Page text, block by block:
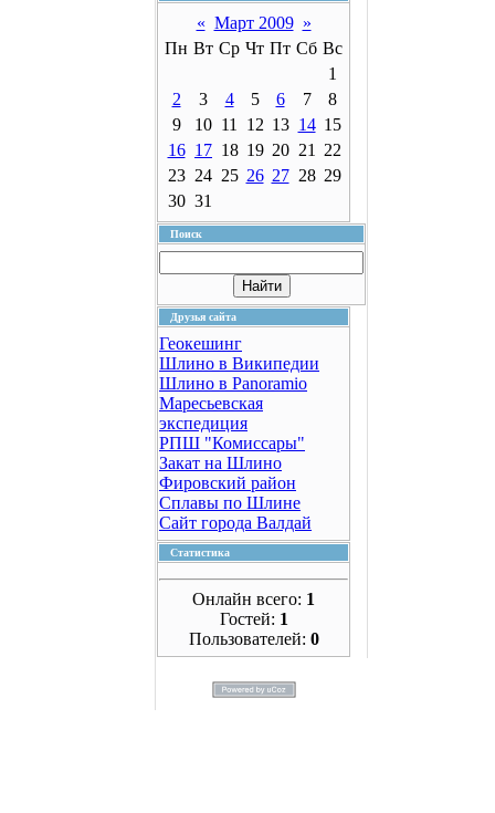
« Март 2009 »
Пн Вт Ср Чт Пт Сб Вс
1
2
3 4 5 6 7
8
9
10 11 12 13 14 15
16 17 18 19 20 21
22
23 24 25 26 27 28 29
30 31
Поиск
Друзья сайта
Геокешинг
Шлино в Википедии
Шлино в Panoramio
Маресьевская
экспедиция
РПШ "Комиссары"
Закат на Шлино
Фировский район
Сплавы по Шлине
Сайт города Валдай
Статистика
Онлайн всего: 1
Гостей: 1
Пользователей: 0